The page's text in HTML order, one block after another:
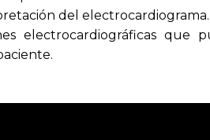
del electrocardiograma.
electrocardiográficas que